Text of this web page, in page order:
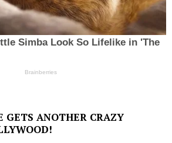
GETS ANOTHER CRAZY